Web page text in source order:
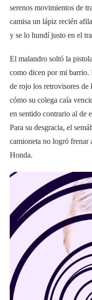
serenos movimientos de
camisa un lápiz recién
y se lo hundí justo en el
El malandro soltó la
como dicen por mi barrio.
de rojo los retrovisores
cómo su colega caía
en sentido contrario al de
Para su desgracia, el
camioneta no logró frenar
Honda.